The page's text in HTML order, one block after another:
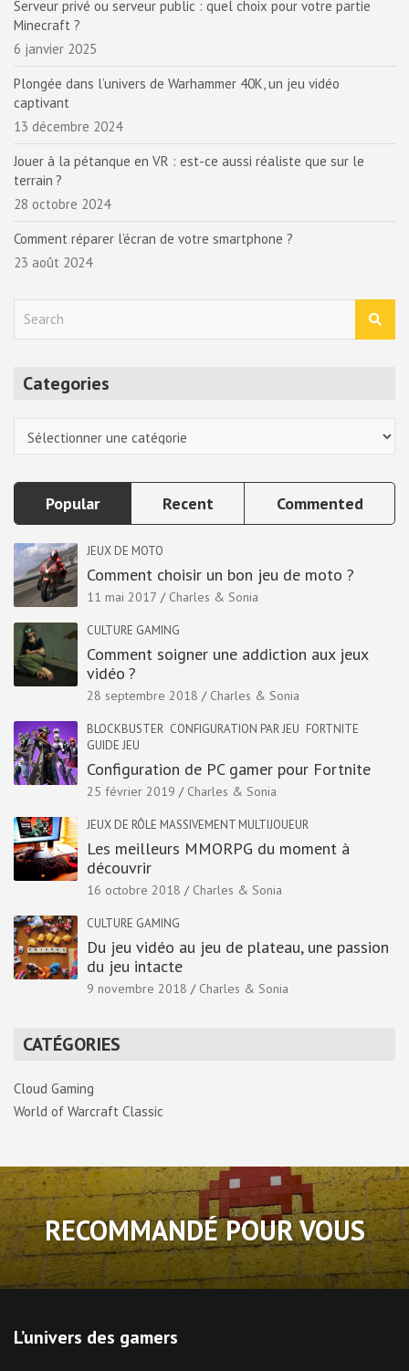
Serveur privé ou serveur public : quel choix pour votre partie
Minecraft ?
6 janvier 2025
Plongée dans l’univers de Warhammer 40K, un jeu vidéo
captivant
13 décembre 2024
Jouer à la pétanque en VR : est-ce aussi réaliste que sur le
terrain ?
28 octobre 2024
Comment réparer l’écran de votre smartphone ?
23 août 2024
Categories
Popular Recent Commented
JEUX DE MOTO
Comment choisir un bon jeu de moto ?
11 mai 2017 Charles & Sonia
CULTURE GAMING
Comment soigner une addiction aux jeux
vidéo ?
28 septembre 2018 Charles & Sonia
BLOCKBUSTER CONFIGURATION PAR JEU FORTNITE
GUIDE JEU
Configuration de PC gamer pour Fortnite
25 février 2019 Charles & Sonia
JEUX DE RÔLE MASSIVEMENT MULTIJOUEUR
Les meilleurs MMORPG du moment à
découvrir
16 octobre 2018 Charles & Sonia
CULTURE GAMING
Du jeu vidéo au jeu de plateau, une passion
du jeu intacte
9 novembre 2018 Charles & Sonia
CATÉGORIES
Cloud Gaming
World of Warcraft Classic
RECOMMANDÉ POUR VOUS
L’univers des gamers